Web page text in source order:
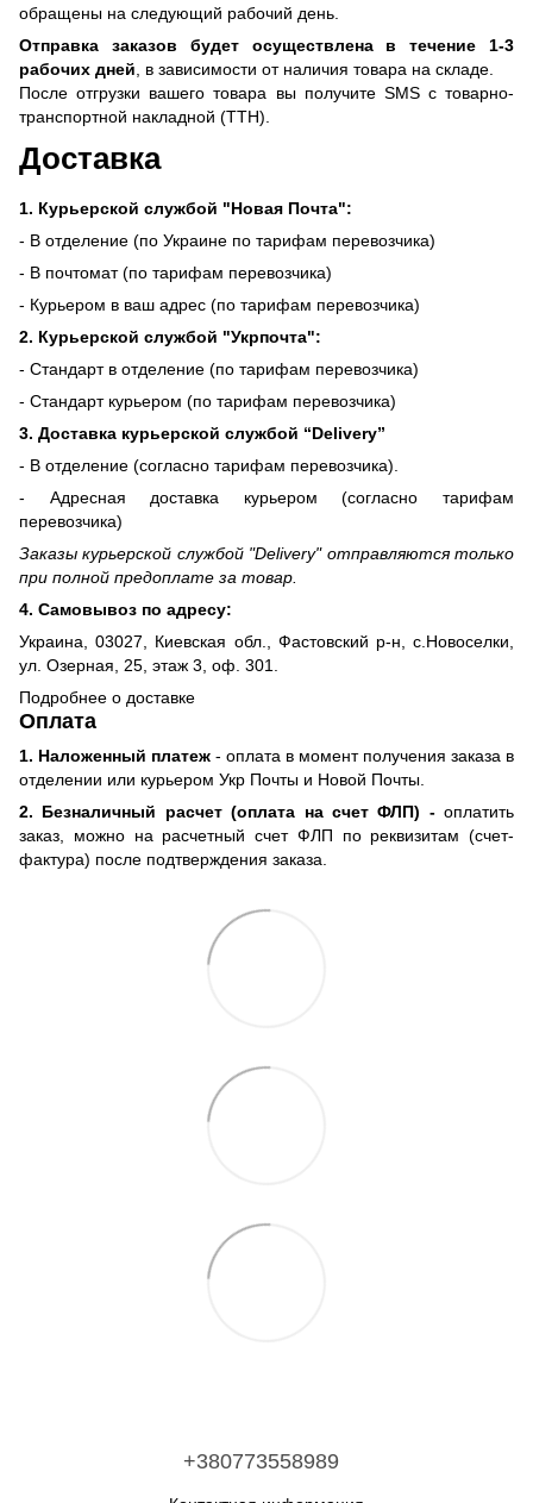
обращены на следующий рабочий день.
Отправка заказов будет осуществлена ​​в течение 1-3
рабочих дней , в зависимости от наличия товара на складе.
После отгрузки вашего товара вы получите SMS с товарно-
транспортной накладной (ТТН).
Доставка
1. Курьерской службой "Новая Почта":
- В отделение (по Украине по тарифам перевозчика)
- В почтомат (по тарифам перевозчика)
- Курьером в ваш адрес (по тарифам перевозчика)
2. Курьерской службой "Укрпочта":
- Стандарт в отделение (по тарифам перевозчика)
- Стандарт курьером (по тарифам перевозчика)
3. Доставка курьерской службой “Delivery”
- В отделение (согласно тарифам перевозчика).
- Адресная доставка курьером (согласно тарифам
перевозчика)
Заказы курьерской службой "Delivery" отправляются только
при полной предоплате за товар.
4. Самовывоз по адресу:
Украина, 03027, Киевская обл., Фастовский р-н, с.Новоселки,
ул. Озерная, 25, этаж 3, оф. 301.
Подробнее о доставке
Оплата
1. Наложенный платеж - оплата в момент получения заказа в
отделении или курьером Укр Почты и Новой Почты.
2. Безналичный расчет (оплата на счет ФЛП) -оплатить
заказ, можно на расчетный счет ФЛП по реквизитам (счет-
фактура) после подтверждения заказа.
+380773558989